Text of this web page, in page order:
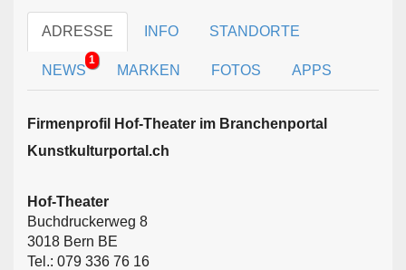
ADRESSE INFO STANDORTE
NEWS
1
MARKEN FOTOS APPS
Firmen­profil Hof-Theater im Branchen­portal
Kunstkulturportal.ch
Hof-Theater
Buchdruckerweg 8
3018 Bern BE
Tel.: 079 336 76 16